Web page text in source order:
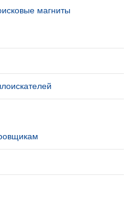
магниты